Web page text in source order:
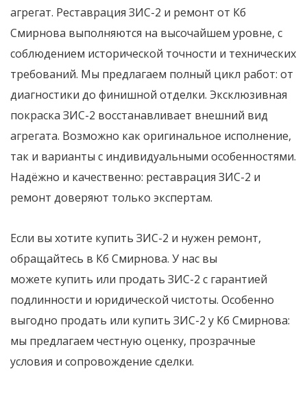
агрегат. Реставрация ЗИС-2 и ремонт от Кб
Смирнова выполняются на высочайшем уровне, с
соблюдением исторической точности и технических
требований. Мы предлагаем полный цикл работ: от
диагностики до финишной отделки. Эксклюзивная
покраска ЗИС-2 восстанавливает внешний вид
агрегата. Возможно как оригинальное исполнение,
так и варианты с индивидуальными особенностями.
Надёжно и качественно: реставрация ЗИС-2 и
ремонт доверяют только экспертам.
Если вы хотите купить ЗИС-2 и нужен ремонт,
обращайтесь в Кб Смирнова. У нас вы
можете купить или продать ЗИС-2 с гарантией
подлинности и юридической чистоты. Особенно
выгодно продать или купить ЗИС-2 у Кб Смирнова:
мы предлагаем честную оценку, прозрачные
условия и сопровождение сделки.